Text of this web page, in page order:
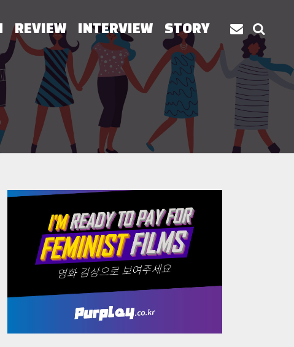
REVIEW INTERVIEW STORY